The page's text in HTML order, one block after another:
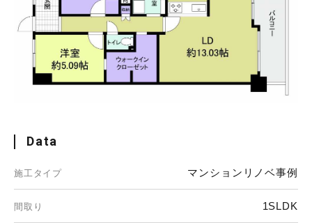
Data
施工タイプ マンションリノベ事例
間取り 1SLDK